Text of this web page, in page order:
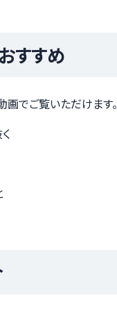
すすめ
でご覧いただけます。